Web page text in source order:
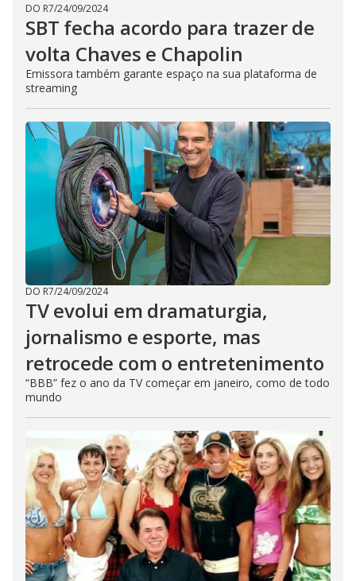
DO R7/24/09/2024
SBT fecha acordo para trazer de
volta Chaves e Chapolin
Emissora também garante espaço na sua plataforma de
streaming
DO R7/24/09/2024
TV evolui em dramaturgia,
jornalismo e esporte, mas
retrocede com o entretenimento
“BBB” fez o ano da TV começar em janeiro, como de todo
mundo